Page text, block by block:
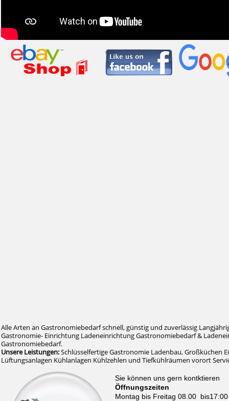
Alle Arten an Gastronomiebedarf schnell, günstig und zuverlässig
Gastronomie- Einrichtung Ladeneinrichtung Gastronomiebedarf &
Gastronomiebedarf.
Unsere Leistungen:Schlüsselfertige Gastronomie Ladenbau, Großküchen
Lüftungsanlagen Kühlanlagen Kühlzehlen und Tiefkühlräumen vorort
Sie können uns gern kontktieren
Öffnungszeiten
Montag bis Freitag 08.00